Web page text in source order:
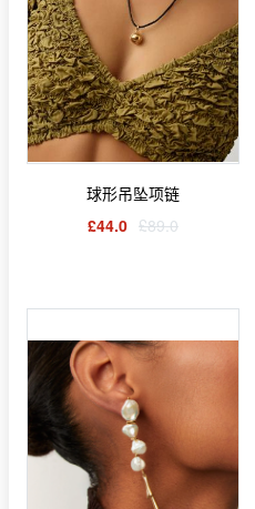
球形吊坠项链
£44.0 £89.0